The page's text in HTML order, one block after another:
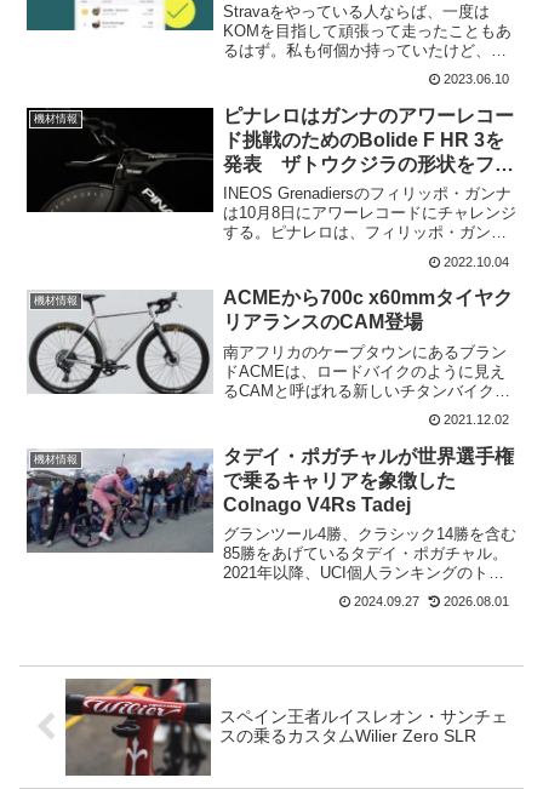
Stravaをやっている人ならば、一度は
KOMを目指して頑張って走ったこともあ
るはず。私も何個か持っていたけど、あ
っと言う間になくなりますね。前に、地
下道を通った時とかは時速125km/hとか
出ていて、おかしいと感じたことも。ま
あGPSで測...
2023.06.10
機材情報
ピナレロはガンナのアワーレコー
ド挑戦のためのBolide F HR 3を
発表 ザトウクジラの形状をフレ
ームに
INEOS Grenadiersのフィリッポ・ガンナ
は10月8日にアワーレコードにチャレンジ
する。ピナレロは、フィリッポ・ガンナ
の挑戦を後押しするために、3Dプリント
により、既存のカーボン技術では再現で
きない新しい形状と機能を導入したPin...
2022.10.04
機材情報
ACMEから700c x60mmタイヤク
リアランスのCAM登場
南アフリカのケープタウンにあるブラン
ドACMEは、ロードバイクのように見え
るCAMと呼ばれる新しいチタンバイクを
リリース。最大700c x60mmのタイヤに
対応するフープタイヤクリアランスを備
えているグラベルバイクだ。ACME
CAM ...
2021.12.02
機材情報
タデイ・ポガチャルが世界選手権
で乗るキャリアを象徴した
Colnago V4Rs Tadej
グランツール4勝、クラシック14勝を含む
85勝をあげているタデイ・ポガチャル。
2021年以降、UCI個人ランキングのトッ
プに君臨。 現象的な数字。 サイクリング
と勝利の感覚を愛する男の数字。 常にレ
2024.09.27 2026.08.01
スペイン王者ルイスレオン・サンチェ
スの乗るカスタムWilier Zero SLR